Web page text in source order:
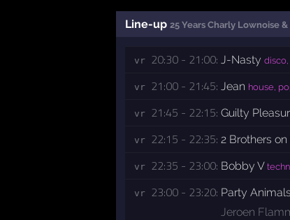
Line-up 25 Years Charly Lownoise
vr 20:30 - 21:00: J-Nasty disco,
vr 21:00 - 21:45: Jean house,
vr 21:45 - 22:15: Guilty
vr 22:15 - 22:35: 2 Brothers
vr 22:35 - 23:00: Bobby V
vr 23:00 - 23:20: Party Animals
Jeroen